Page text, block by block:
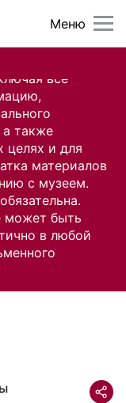
все
а также
целях и для
материалов
с музеем.
может быть
в любой
Меню